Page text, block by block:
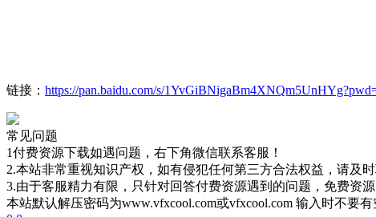
链接： https://pan.baidu.com/s/
常见问题
1付费资源下载如遇问题，右下角微信联系客服！
2.本站非常重视知识产权，如有侵犯任何第三方合法权益，请及
3.由于客服精力有限，只针对回答付费资源遇到的问题，免费资
本站默认解压密码为www.vfxcool.com或vfxcool.com 输入时不要有